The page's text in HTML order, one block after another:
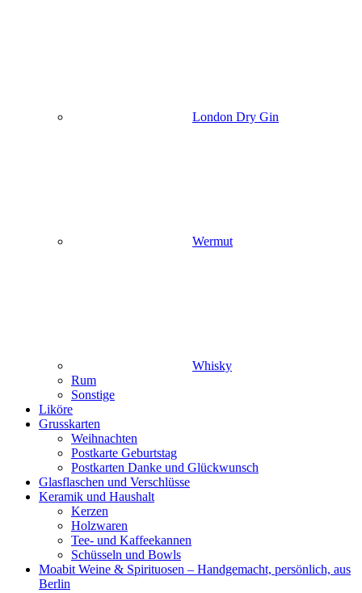
London Dry Gin
Wermut
Whisky
Rum
Sonstige
Liköre
Grusskarten
Weihnachten
Postkarte Geburtstag
Postkarten Danke und Glückwunsch
Glasflaschen und Verschlüsse
Keramik und Haushalt
Kerzen
Holzwaren
Tee- und Kaffeekannen
Schüsseln und Bowls
Moabit Weine & Spirituosen – Handgemacht, persönlich, aus
Berlin